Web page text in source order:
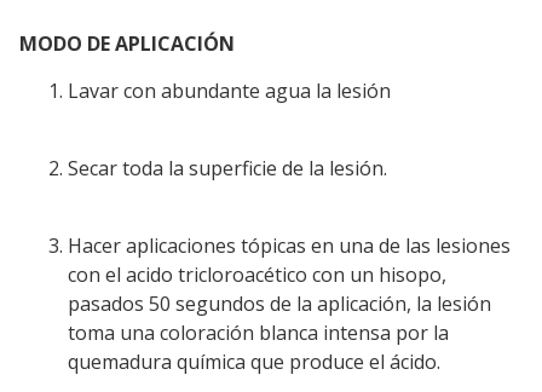
MODO DE APLICACIÓN
Lavar con abundante agua la lesión
Secar toda la superficie de la lesión.
Hacer aplicaciones tópicas en una de las lesiones
con el acido tricloroacético con un hisopo,
pasados 50 segundos de la aplicación, la lesión
toma una coloración blanca intensa por la
quemadura química que produce el ácido.